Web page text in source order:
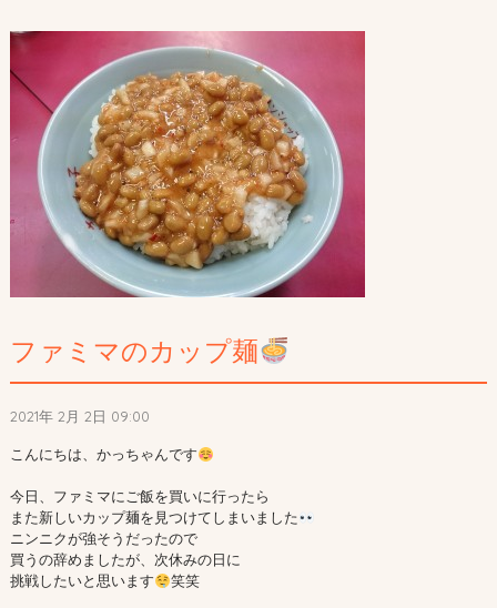
ファミマのカップ麺
2021年 2月 2日 09:00
こんにちは、かっちゃんです
今日、ファミマにご飯を買いに行ったら
また新しいカップ麺を見つけてしまいました
ニンニクが強そうだったので
買うの辞めましたが、次休みの日に
挑戦したいと思います
笑笑